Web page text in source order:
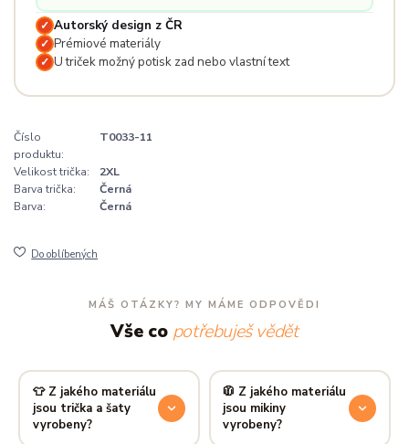
✓ Autorský design z ČR
✓ Prémiové materiály
✓ U triček možný potisk zad nebo vlastní text
Číslo
produktu:
T0033-11
Velikost trička:
2XL
Barva trička:
Černá
Barva:
Černá
Do oblíbených
MÁŠ OTÁZKY? MY MÁME ODPOVĚDI
Vše co potřebuješ vědět
👕 Z jakého materiálu
jsou trička a šaty
vyrobeny?
🧥 Z jakého materiálu
jsou mikiny
vyrobeny?